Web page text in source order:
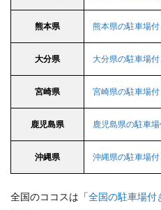
熊本県 熊本県の駐車場
大分県 大分県の駐車場
宮崎県 宮崎県の駐車場
鹿児島県 鹿児島県の駐車
沖縄県 沖縄県の駐車場
全国のココスは「全国の駐車場付